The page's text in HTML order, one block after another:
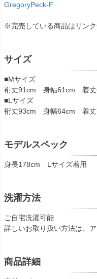
GregoryPeck-F
※完売している商品はリンク
サイズ
■Mサイズ
裄丈91cm 身幅61cm 着丈
■Lサイズ
裄丈93cm 身幅64cm 着丈
モデルスペック
身長178cm Lサイズ着用
洗濯方法
ご自宅洗濯可能
詳しいお取り扱い方法は、
商品詳細